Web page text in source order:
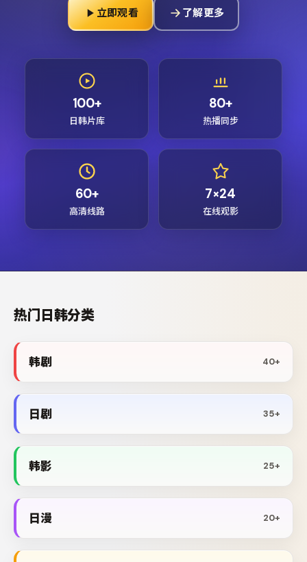
立即观看 了解更多
100+
日韩片库
80+
热播同步
60+
高清线路
7×24
在线观影
热门日韩分类
韩剧 40+
日剧 35+
韩影 25+
日漫 20+